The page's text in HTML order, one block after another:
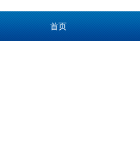
首页